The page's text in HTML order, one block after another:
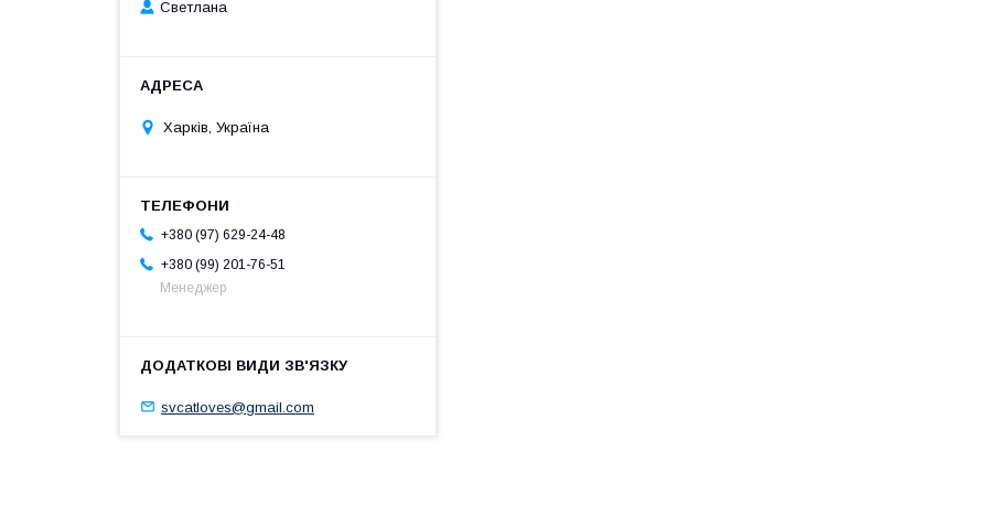
Светлана
Харків, Україна
+380 (97) 629-24-48
+380 (99) 201-76-51
Менеджер
svcatloves@gmail.com